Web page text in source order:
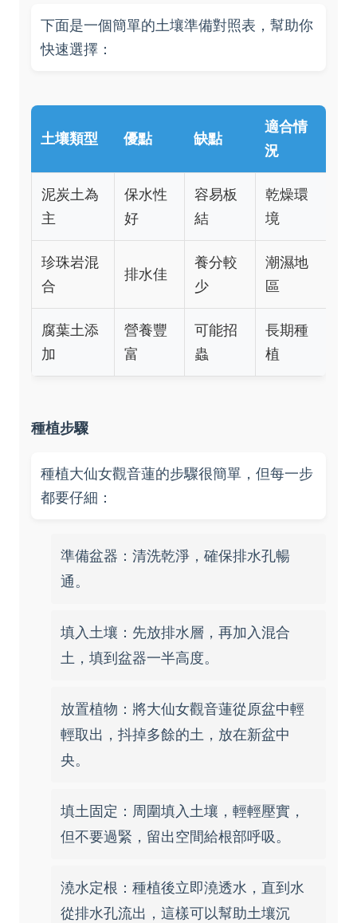
下面是一個簡單的土壤準備對照表，幫助你
快速選擇：
土壤類型 優點 缺點
適合情
況
泥炭土為
主
保水性
好
容易板
結
乾燥環
境
珍珠岩混
合
排水佳
養分較
少
潮濕地
區
腐葉土添
加
營養豐
富
可能招
蟲
長期種
植
種植步驟
種植大仙女觀音蓮的步驟很簡單，但每一步
都要仔細：
準備盆器：清洗乾淨，確保排水孔暢
通。
填入土壤：先放排水層，再加入混合
土，填到盆器一半高度。
放置植物：將大仙女觀音蓮從原盆中輕
輕取出，抖掉多餘的土，放在新盆中
央。
填土固定：周圍填入土壤，輕輕壓實，
但不要過緊，留出空間給根部呼吸。
澆水定根：種植後立即澆透水，直到水
從排水孔流出，這樣可以幫助土壤沉